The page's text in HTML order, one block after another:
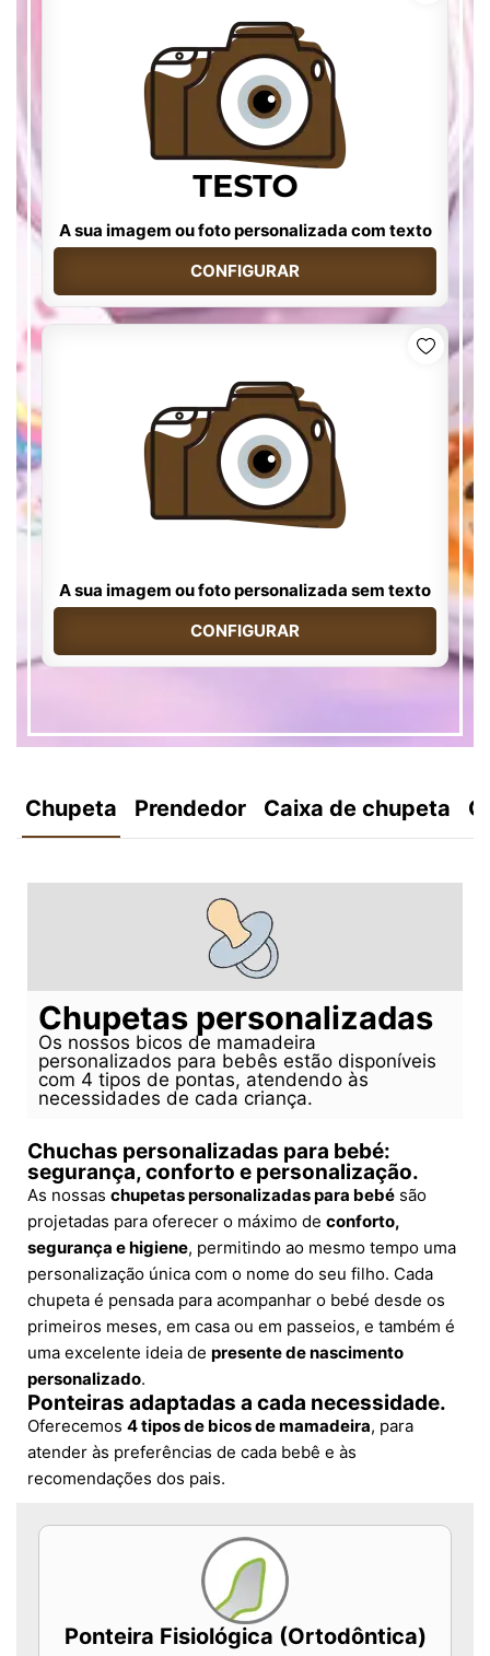
A sua imagem ou foto personalizada com texto
CONFIGURAR
A sua imagem ou foto personalizada sem texto
CONFIGURAR
Chupeta Prendedor Caixa de chupeta
Chupetas personalizadas
Os nossos bicos de mamadeira
personalizados para bebês estão disponíveis
com 4 tipos de pontas, atendendo às
necessidades de cada criança.
Chuchas personalizadas para bebé:
segurança, conforto e personalização.
As nossas chupetas personalizadas para bebé são
projetadas para oferecer o máximo de conforto,
segurança e higiene, permitindo ao mesmo tempo uma
personalização única com o nome do seu filho. Cada
chupeta é pensada para acompanhar o bebé desde os
primeiros meses, em casa ou em passeios, e também é
uma excelente ideia de presente de nascimento
personalizado.
Ponteiras adaptadas a cada necessidade.
Oferecemos 4 tipos de bicos de mamadeira, para
atender às preferências de cada bebê e às
recomendações dos pais.
Ponteira Fisiológica (Ortodôntica)